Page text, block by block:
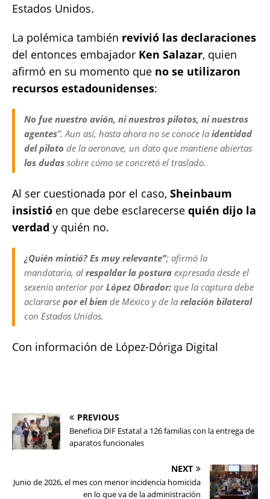
Estados Unidos.
La polémica también revivió las declaraciones
del entonces embajador Ken Salazar, quien
afirmó en su momento que no se utilizaron
recursos estadounidenses:
No fue nuestro avión, ni nuestros pilotos, ni nuestros
agentes”. Aun así, hasta ahora no se conoce la identidad
del piloto de la aeronave, un dato que mantiene abiertas
las dudas sobre cómo se concretó el traslado.
Al ser cuestionada por el caso, Sheinbaum
insistió en que debe esclarecerse quién dijo la
verdad y quién no.
¿Quién mintió? Es muy relevante”; afirmó la
mandataria, al respaldar la postura expresada desde el
sexenio anterior porLópez Obrador: que la captura debe
aclararse por el bien de México y de la relación bilateral
con Estados Unidos.
Con información de López-Dóriga Digital
PREVIOUS
Beneficia DIF Estatal a 126 familias con la entrega de
aparatos funcionales
NEXT
Junio de 2026, el mes con menor incidencia homicida
en lo que va de la administración